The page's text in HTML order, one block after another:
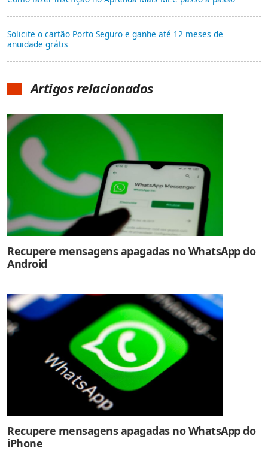
Solicite o cartão Porto Seguro e ganhe até 12 meses de
anuidade grátis
Artigos relacionados
Recupere mensagens apagadas no WhatsApp do
Android
Recupere mensagens apagadas no WhatsApp do
iPhone